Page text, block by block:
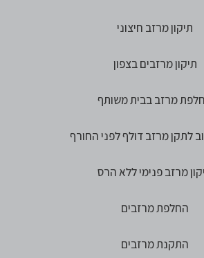
תיקון מרזב חיצוני
תיקון מרזבים בצפון
מרזב בבית משותף
לתקן מרזב דולף לפני החורף
מרזב פנימי ללא הרס
החלפת מרזבים
התקנת מרזבים